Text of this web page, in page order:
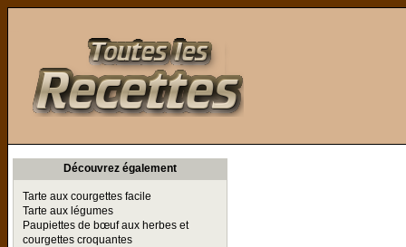
Découvrez également
Tarte aux courgettes facile
Tarte aux légumes
Paupiettes de bœuf aux herbes et
courgettes croquantes